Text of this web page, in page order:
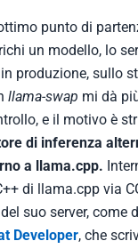
punto di
un modello, lo
produzione, sullo
llama-swap mi dà
e il motivo è
di inferenza
a llama.cpp.
di llama.cpp via
suo server, come
Developer, che